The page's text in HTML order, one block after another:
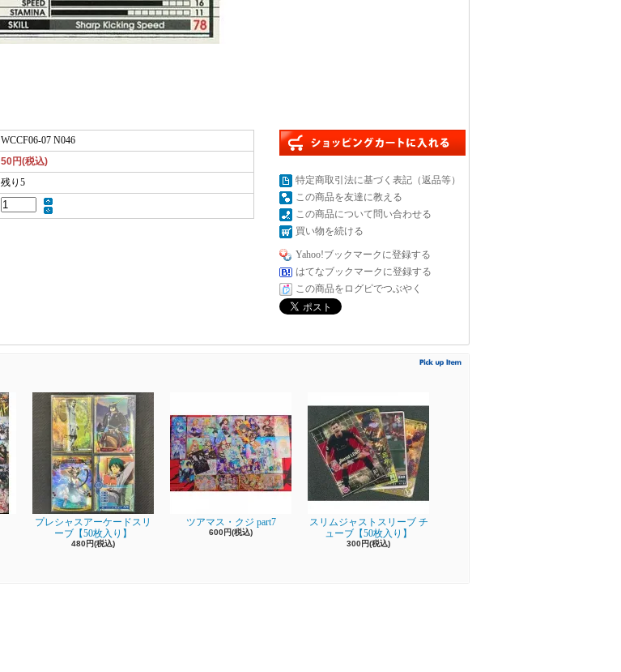
WCCF06-07 N046
50円(税込)
残り5
特定商取引法に基づく表記（返品等）
この商品を友達に教える
この商品について問い合わせる
買い物を続ける
Yahoo!ブックマークに登録する
はてなブックマークに登録する
この商品をログピでつぶやく
プレシャスアーケードスリ
ーブ【50枚入り】
480円(税込)
ツアマス・クジ part7
600円(税込)
スリムジャストスリーブ チ
ューブ【50枚入り】
300円(税込)